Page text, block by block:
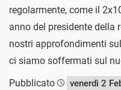
regolarmente, come il
anno del presidente della
nostri approfondimenti
ci siamo soffermati sul
Pubblicato
venerdì 2